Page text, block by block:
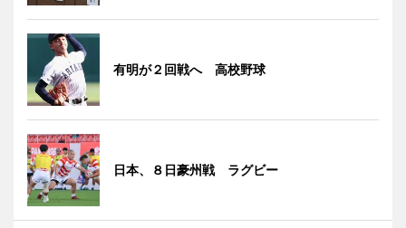
有明が２回戦へ 高校野球
日本、８日豪州戦 ラグビー